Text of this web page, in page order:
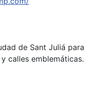
de Sant Juliá para
calles emblemáticas.